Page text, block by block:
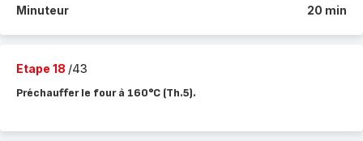
Minuteur 20 min
Etape 18 /43
Préchauffer le four à 160°C (Th.5).